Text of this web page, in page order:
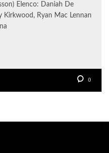
Elenco: Daniah De
Kirkwood, Ryan Mac Lennan
0